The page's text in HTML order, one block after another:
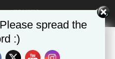
spread the
:)